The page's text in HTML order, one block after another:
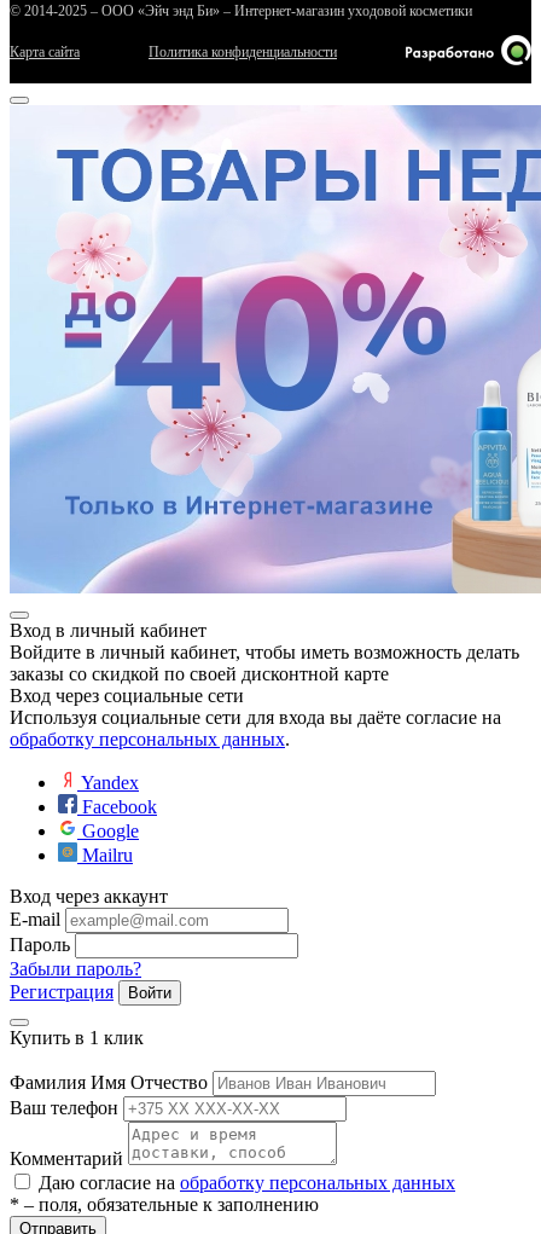
© 2014-2025 – ООО «Эйч энд Би» – Интернет-магазин уходовой косметики
Карта сайта Политика конфиденциальности
Вход в личный кабинет
Войдите в личный кабинет, чтобы иметь возможность делать
заказы со скидкой по своей дисконтной карте
Вход через социальные сети
Используя социальные сети для входа вы даёте согласие на
обработку персональных данных.
Yandex
Facebook
Google
Mailru
Вход через аккаунт
E-mail
Пароль
Забыли пароль?
Регистрация
Войти
Купить в 1 клик
Фамилия Имя Отчество
Ваш телефон
Комментарий
Даю согласие на обработку персональных данных
* – поля, обязательные к заполнению
Отправить